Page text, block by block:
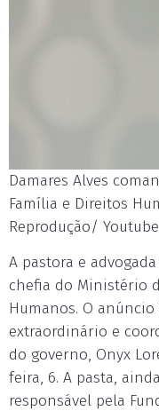
Damares Alves
Família e Direitos
Reprodução/ Youtube
A pastora e
chefia do Ministério
Humanos. O
extraordinário e
do governo, Onyx
feira, 6. A pasta,
responsável pela